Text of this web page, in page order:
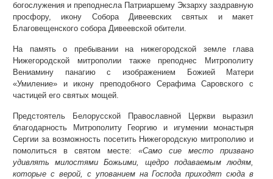
богослужения и преподнесла Патриаршему Экзарху заздравную
просфору, икону Собора Дивеевских святых и макет
Благовещенского собора Дивеевской обители.
На память о пребывании на нижегородской земле глава
Нижегородской митрополии также преподнес Митрополиту
Вениамину панагию с изображением Божией Матери
«Умиление» и икону преподобного Серафима Саровского с
частицей его святых мощей.
Предстоятель Белорусской Православной Церкви выразил
благодарность Митрополиту Георгию и игумении монастыря
Сергии за возможность посетить Нижегородскую митрополию и
помолиться в святом месте:«Само сие место призвано
удивлять милостями Божьими, щедро подаваемым людям,
которые с верой, с упованием на Господа приходят сюда в